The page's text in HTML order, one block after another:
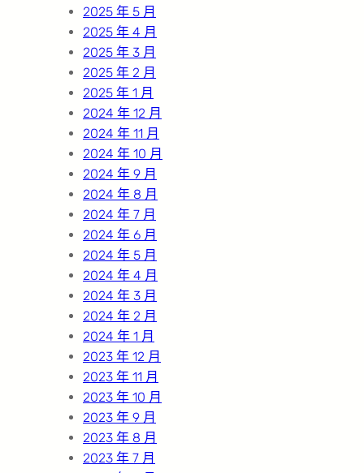
2025 年 5 月
2025 年 4 月
2025 年 3 月
2025 年 2 月
2025 年 1 月
2024 年 12 月
2024 年 11 月
2024 年 10 月
2024 年 9 月
2024 年 8 月
2024 年 7 月
2024 年 6 月
2024 年 5 月
2024 年 4 月
2024 年 3 月
2024 年 2 月
2024 年 1 月
2023 年 12 月
2023 年 11 月
2023 年 10 月
2023 年 9 月
2023 年 8 月
2023 年 7 月